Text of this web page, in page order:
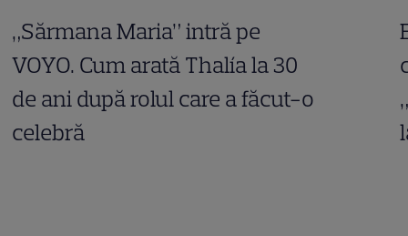
„Sărmana Maria” intră pe
VOYO. Cum arată Thalía la 30
de ani după rolul care a făcut-o
celebră